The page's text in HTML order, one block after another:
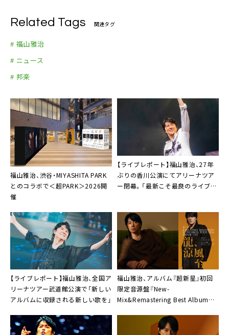
Related Tags 関連タグ
# 福山雅治
# ニュース
# 邦楽
福山雅治、渋谷・MIYASHITA PARK
とのコラボで＜超PARK＞2026開
催
【ライブレポート】福山雅治、27年
ぶりの香川公演にてアリーナツア
ー閉幕。「最新こそ最良のライブ、
【ライブレポート】福山雅治、全国ア
リーナツアー武道館公演で「新しい
アルバムに収録される新しい歌を」
福山雅治、アルバム『超新星』初回
限定音源盤『New-
Mix&Remastering Best Album